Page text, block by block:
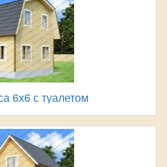
6х6 с туалетом